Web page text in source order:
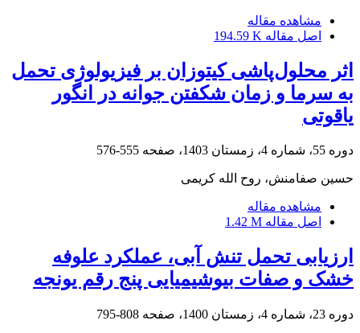
مشاهده مقاله
اصل مقاله 194.59 K
اثر محلول‌پاشی کیتوزان بر فیزیولوژی تحمل
به سرما و زمان شکفتن جوانه در انگور
یاقوتی
دوره 55، شماره 4، زمستان 1403، صفحه 555-576
حسین صفامنش، روح الله کریمی
مشاهده مقاله
اصل مقاله 1.42 M
ارزیابی تحمل تنش آبی، عملکرد علوفه
خشک و صفات بیوشیمیایی پنج رقم یونجه
دوره 23، شماره 4، زمستان 1400، صفحه 808-795